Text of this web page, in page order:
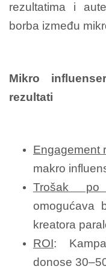
rezultatima i
borba između
Mikro
rezultati
Engagement
makro
Trošak po
omogućava
kreatora
ROI:
donose